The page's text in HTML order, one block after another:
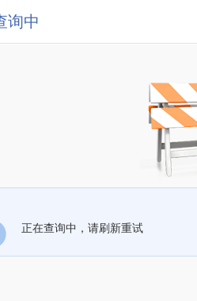
询中
正在查询中，请刷新重试